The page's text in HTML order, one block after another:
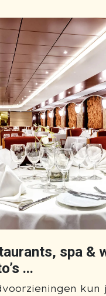
spa &
...
kun